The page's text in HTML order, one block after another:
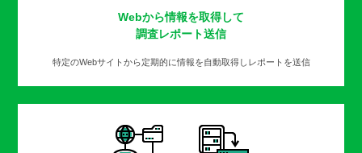
Webから情報を取得して
調査レポート送信
特定のWebサイトから定期的に情報を自動取得しレポートを送信